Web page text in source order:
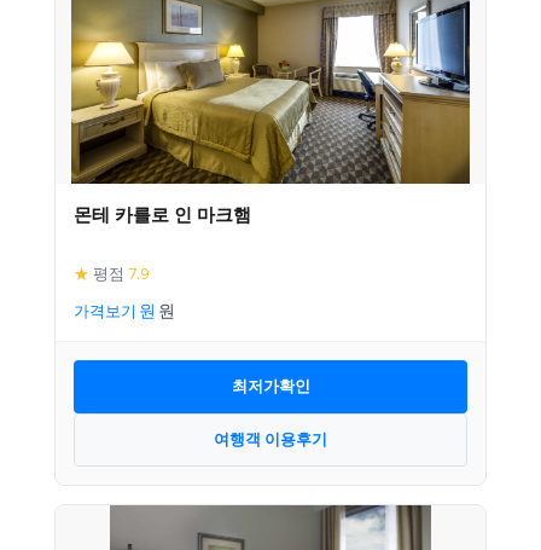
몬테 카를로 인 마크햄
★ 평점 7.9
가격보기
최저가확인
여행객 이용후기